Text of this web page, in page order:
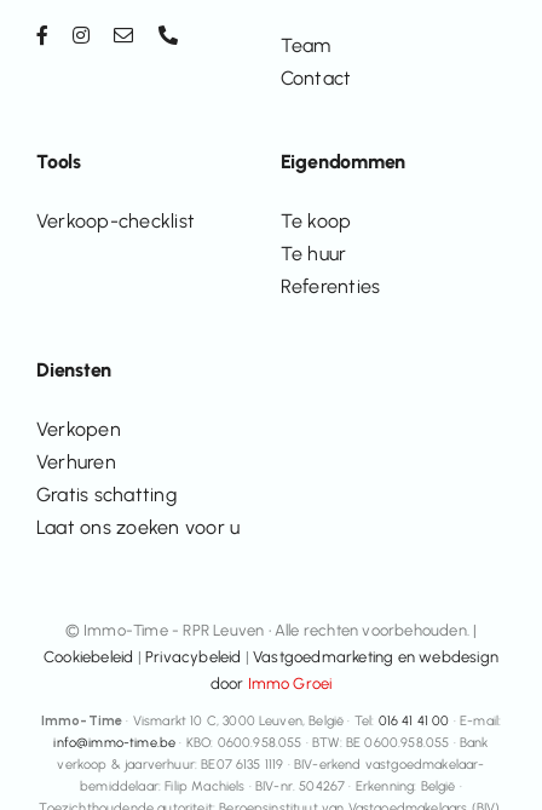
Diensten
Verkopen
Verhuren
Gratis schatting
Laat ons zoeken voor u
Eigendommen
Te koop
Te huur
Referenties
Team
Contact
Tools
Verkoop-checklist
© Immo-Time - RPR Leuven • Alle rechten voorbehouden. |
Cookiebeleid | Privacybeleid |Vastgoedmarketing en webdesign
door Immo Groei
Immo-Time · Vismarkt 10 C, 3000 Leuven, België · Tel: 016 41 41 00 · E-mail:
info@immo-time.be · KBO: 0600.958.055 · BTW: BE 0600.958.055 · Bank
verkoop & jaarverhuur: BE07 6135 1119 · BIV-erkend vastgoedmakelaar-
bemiddelaar: Filip Machiels · BIV-nr. 504267 · Erkenning: België ·